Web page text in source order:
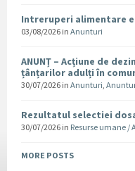
Intreruperi alimentare
03/08/2026 in Anunturi
ANUNȚ – Acțiune de
țânțarilor adulți în
30/07/2026 in Anunturi,
Rezultatul selectiei
30/07/2026 in Resurse umane /
MORE POSTS